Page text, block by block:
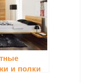
и полки